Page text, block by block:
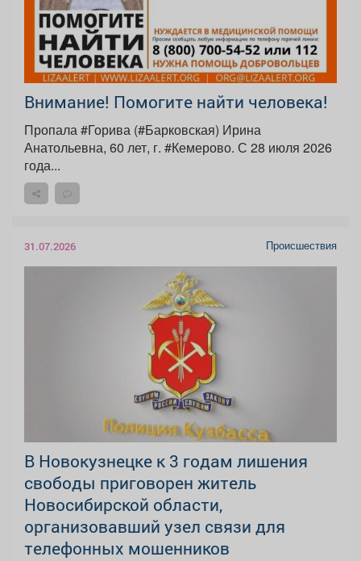
Внимание! Помогите найти человека!
Пропала #Горива (#Барковская) Ирина
Анатольевна, 60 лет, г. #Кемерово. С 28 июля 2026
года...
31.07.2026 Происшествия
В Новокузнецке к 3 годам лишения
свободы приговорен житель
Новосибирской области,
организовавший узел связи для
телефонных мошенников